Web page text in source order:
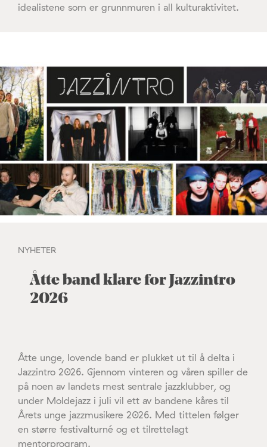
idealistene som er grunnmuren i all kulturaktivitet.
NYHETER
Åtte band klare for Jazzintro
2026
Åtte unge, lovende band er plukket ut til å delta i
Jazzintro 2026. Gjennom vinteren og våren spiller de
på noen av landets mest sentrale jazzklubber, og
under Moldejazz i juli vil ett av bandene kåres til
Årets unge jazzmusikere 2026. Med tittelen følger
en større festivalturné og et tilrettelagt
mentorprogram.